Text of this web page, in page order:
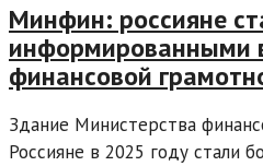
Минфин: россияне
информированными
финансовой
Здание Министерства
Россияне в 2025 году стали